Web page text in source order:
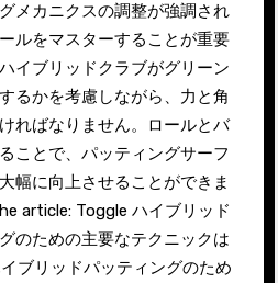
メカニクスの調整が強調され
ルをマスターすることが重要
イブリッドクラブがグリーン
るかを考慮しながら、力と角
ればなりません。ロールとバ
ことで、パッティングサーフ
幅に向上させることができま
article: Toggle ハイブリッド
のための主要なテクニックは
ブリッドパッティングのため